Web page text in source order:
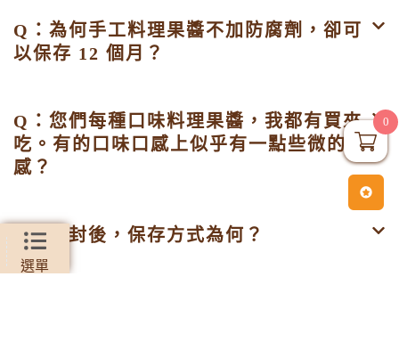
Q：為何手工料理果醬不加防腐劑，卻可
以保存 12 個月？
Q：您們每種口味料理果醬，我都有買來
吃。有的口味口感上似乎有一點些微的液態
感？
Q：開封後，保存方式為何？
0
選單